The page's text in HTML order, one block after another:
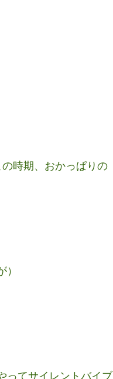
時期、おかっぱりの
ってサイレントバイブ